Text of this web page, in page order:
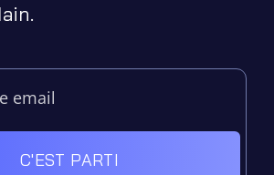
C'EST PARTI